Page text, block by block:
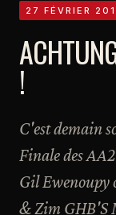
27 FÉVRIER
!
C'est demain
Finale des
Gil
& Zim GHB'S